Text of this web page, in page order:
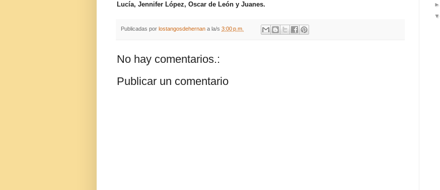
Lucía, Jennifer López, Oscar de León y Juanes.
Publicadas por lostangosdehernan a la/s 3:00 p.m.
No hay comentarios.:
Publicar un comentario
►
▼